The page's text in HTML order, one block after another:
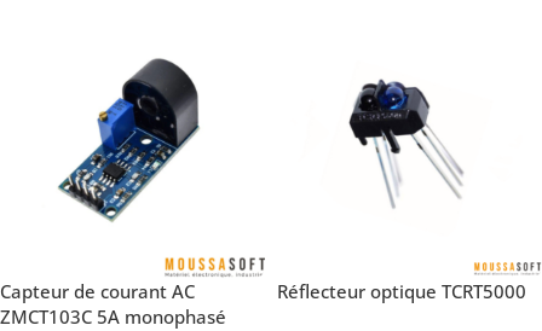
Capteur de courant AC
ZMCT103C 5A monophasé
Réflecteur optique TCRT5000